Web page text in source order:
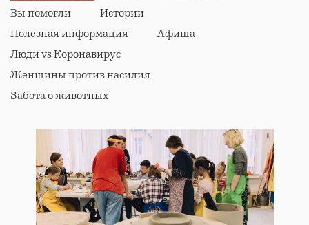
Вы помогли
Истории
Полезная информация
Афиша
Люди vs Коронавирус
Женщины против насилия
Забота о животных